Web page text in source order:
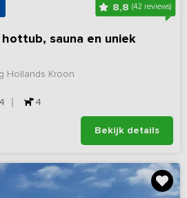
8,8 (42 reviews)
sauna en uniek
Hollands Kroon
4 4
Bekijk details